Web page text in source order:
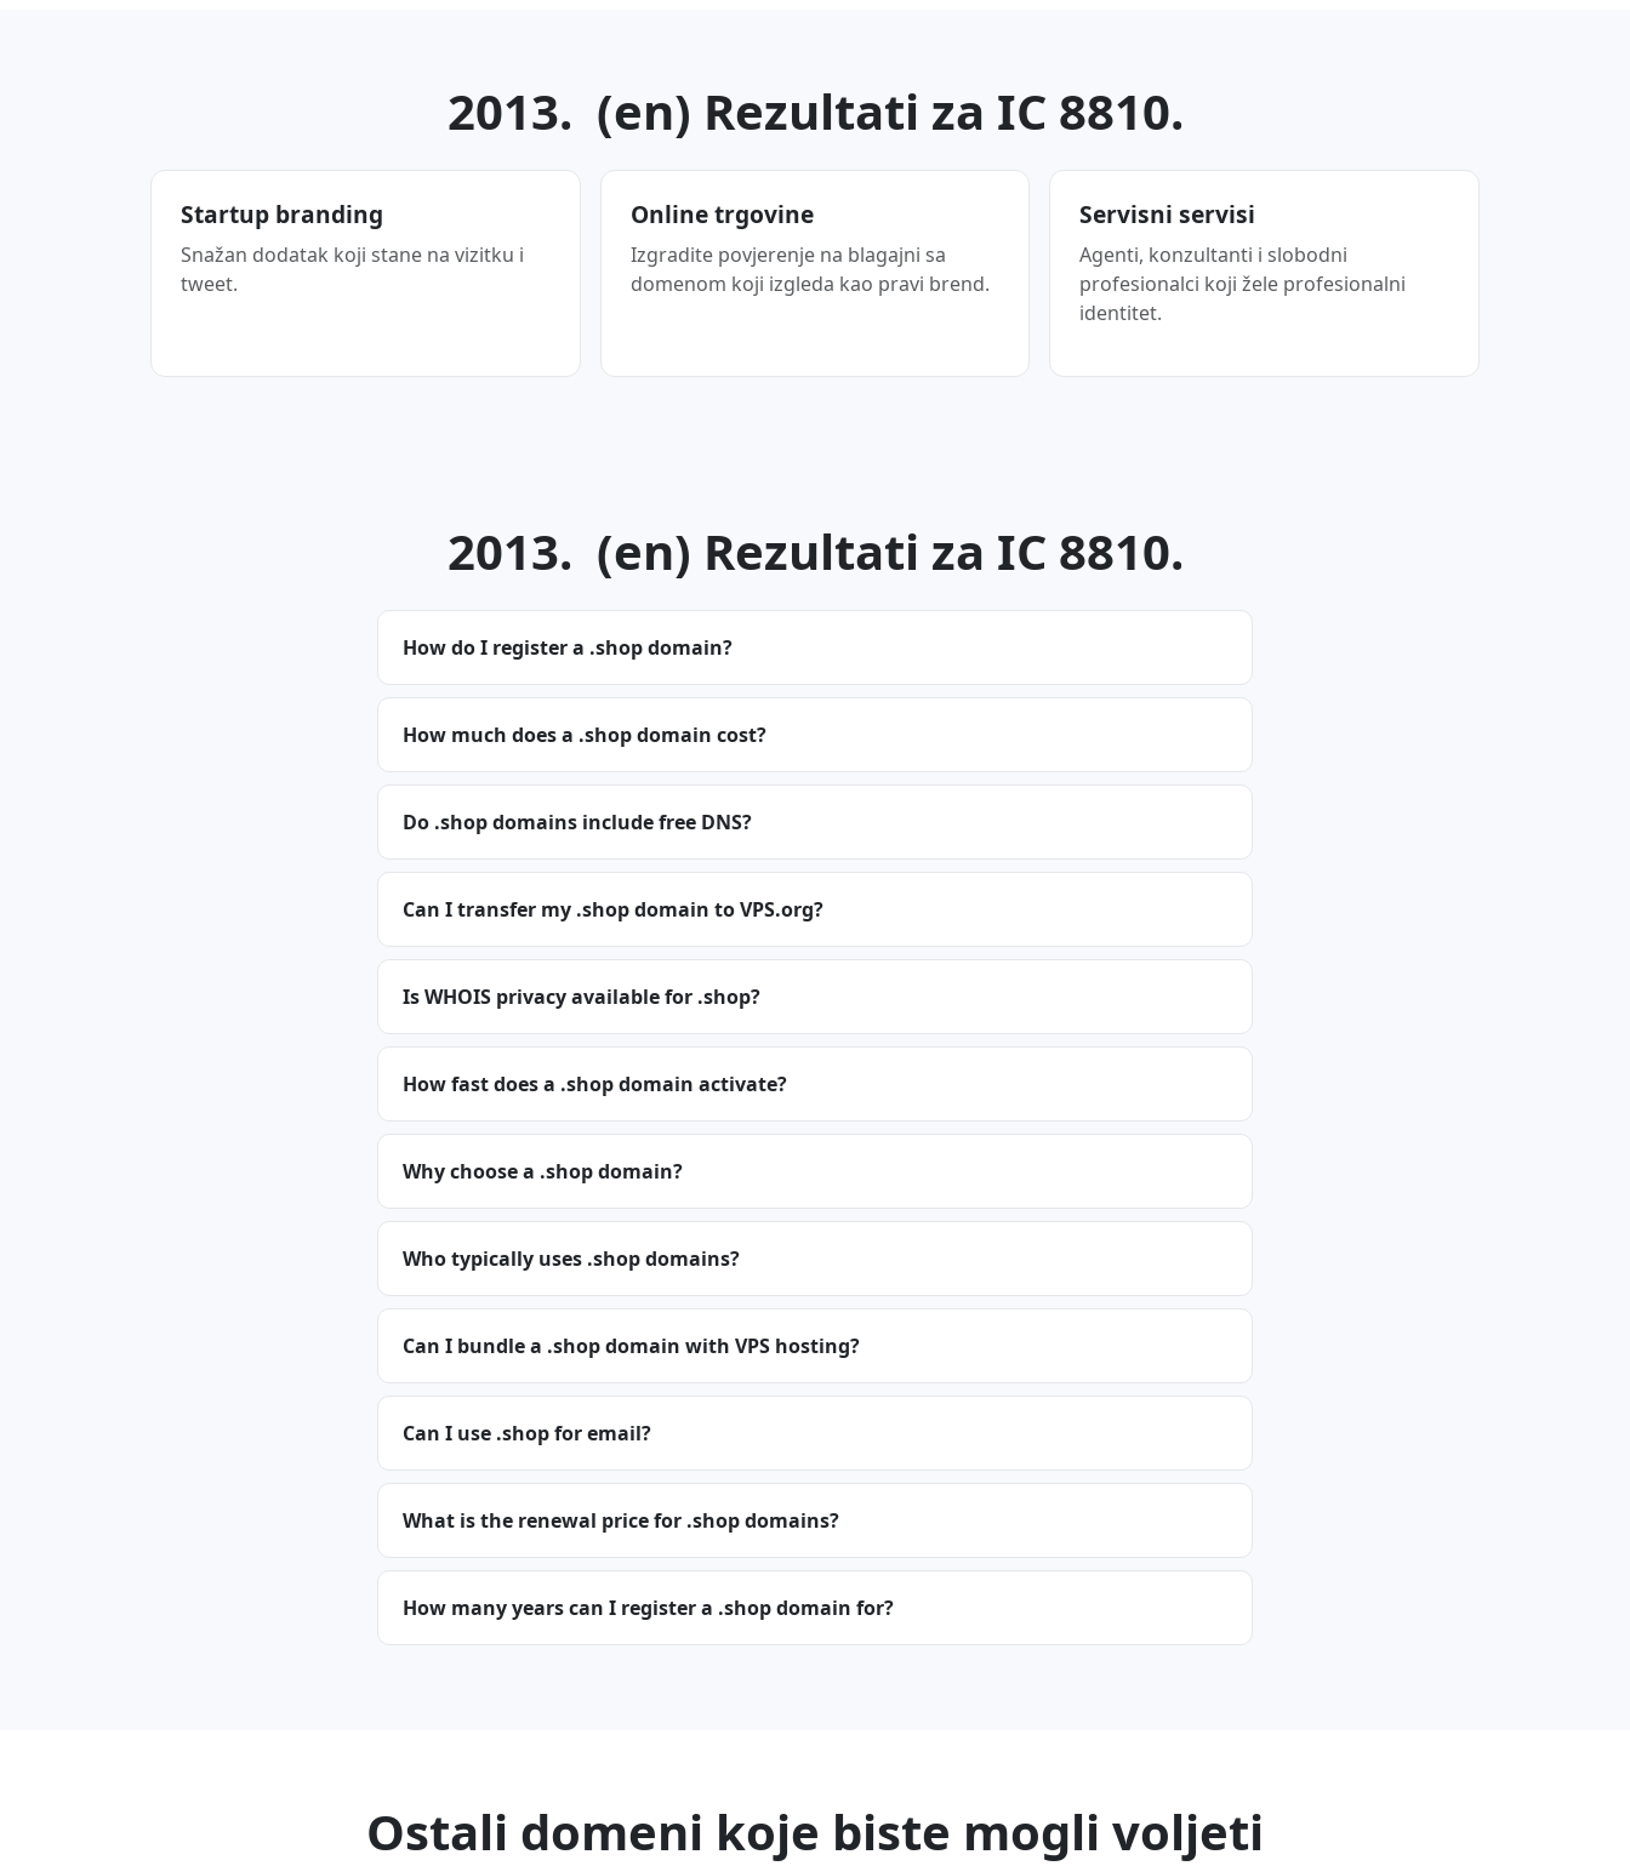
2013. (en) Rezultati za IC 8810.
Startup branding
Snažan dodatak koji stane na vizitku i
tweet.
Online trgovine
Izgradite povjerenje na blagajni sa
domenom koji izgleda kao pravi brend.
Servisni servisi
Agenti, konzultanti i slobodni
profesionalci koji žele profesionalni
identitet.
2013. (en) Rezultati za IC 8810.
How do I register a .shop domain?
How much does a .shop domain cost?
Do .shop domains include free DNS?
Can I transfer my .shop domain to VPS.org?
Is WHOIS privacy available for .shop?
How fast does a .shop domain activate?
Why choose a .shop domain?
Who typically uses .shop domains?
Can I bundle a .shop domain with VPS hosting?
Can I use .shop for email?
What is the renewal price for .shop domains?
How many years can I register a .shop domain for?
Ostali domeni koje biste mogli voljeti